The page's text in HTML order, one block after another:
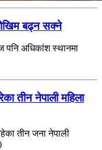
बढ्न सक्ने
अधिकांश स्थानमा
तीन नेपाली महिला
तीन जना नेपाली